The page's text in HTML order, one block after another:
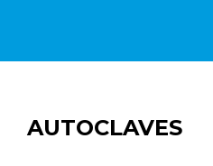
AUTOCLAVES